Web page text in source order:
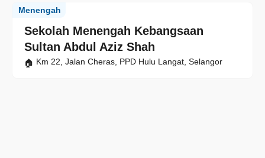
Sekolah Menengah Kebangsaan
Sultan Abdul Aziz Shah
Menengah
Km 22, Jalan Cheras, PPD Hulu Langat, Selangor